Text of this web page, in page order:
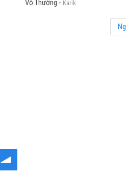
Vô Thường - Karik